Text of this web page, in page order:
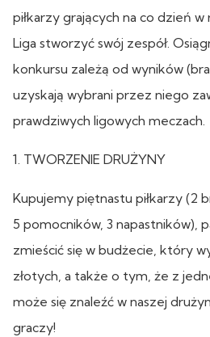
piłkarzy grających na co dzień
Liga stworzyć swój zespół.
konkursu zależą od wyników
uzyskają wybrani przez niego
prawdziwych ligowych meczach.
1. TWORZENIE DRUŻYNY
Kupujemy piętnastu piłkarzy (2
5 pomocników, 3 napastników),
zmieścić się w budżecie, który
złotych, a także o tym, że z
może się znaleźć w naszej
graczy!